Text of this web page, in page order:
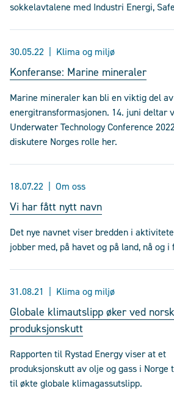
sokkelavtalene med Industri Energi,
30.05.22 Klima og miljø
Konferanse: Marine mineraler
Marine mineraler kan bli en viktig del av
energitransformasjonen. 14. juni deltar
Underwater Technology Conference
diskutere Norges rolle her.
18.07.22 Om oss
Vi har fått nytt navn
Det nye navnet viser bredden i
jobber med, på havet og på land, nå og
31.08.21 Klima og miljø
Globale klimautslipp øker ved norsk
produksjonskutt
Rapporten til Rystad Energy viser at et
produksjonskutt av olje og gass i Norge
til økte globale klimagassutslipp.